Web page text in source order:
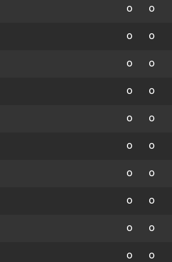
0 0
0 0
0 0
0 0
0 0
0 0
0 0
0 0
0 0
0 0